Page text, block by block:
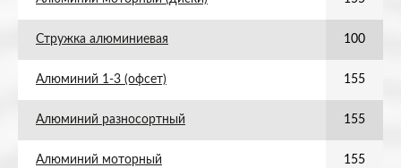
Стружка алюминиевая 100
Алюминий 1-3 (офсет) 155
Алюминий разносортный 155
Алюминий моторный 155